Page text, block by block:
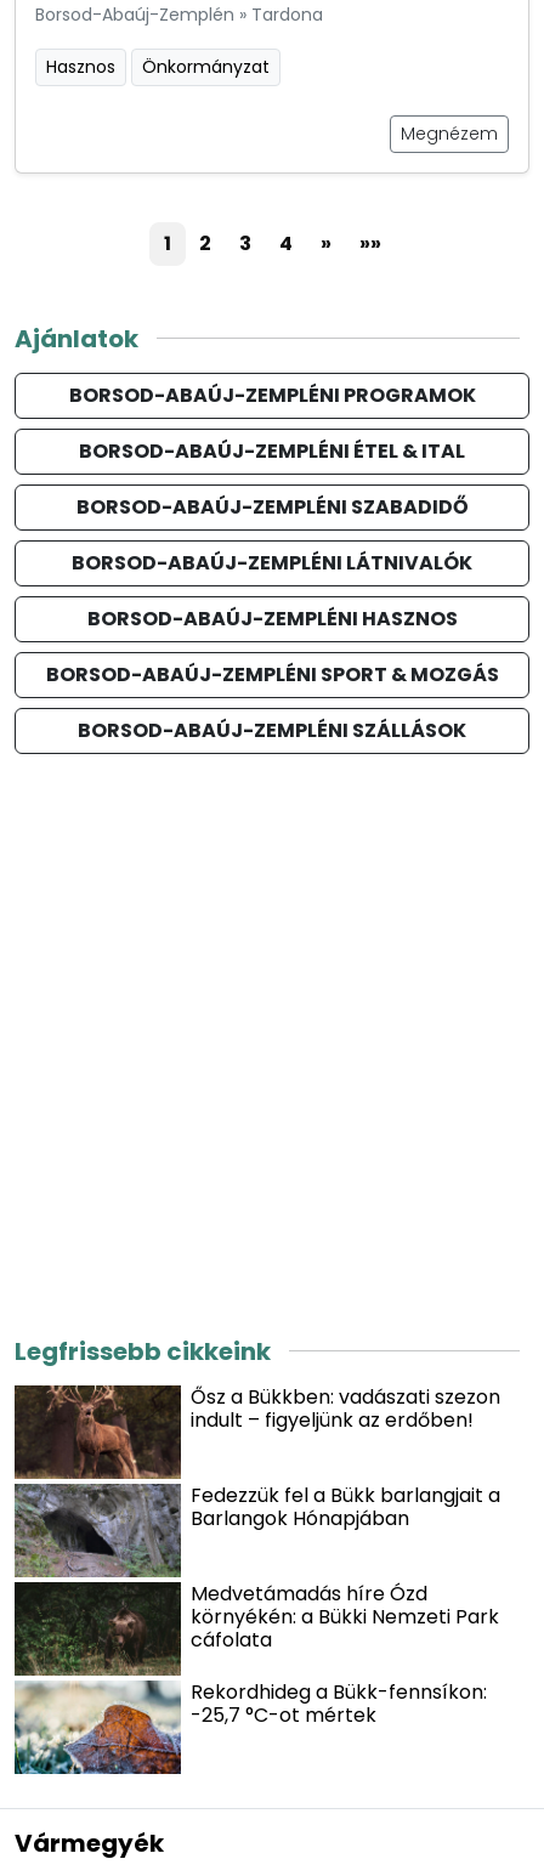
Borsod-Abaúj-Zemplén » Tardona
Hasznos Önkormányzat
Megnézem
1 2 3 4 » »»
Ajánlatok
BORSOD-ABAÚJ-ZEMPLÉNI PROGRAMOK
BORSOD-ABAÚJ-ZEMPLÉNI ÉTEL & ITAL
BORSOD-ABAÚJ-ZEMPLÉNI SZABADIDŐ
BORSOD-ABAÚJ-ZEMPLÉNI LÁTNIVALÓK
BORSOD-ABAÚJ-ZEMPLÉNI HASZNOS
BORSOD-ABAÚJ-ZEMPLÉNI SPORT & MOZGÁS
BORSOD-ABAÚJ-ZEMPLÉNI SZÁLLÁSOK
Legfrissebb cikkeink
Ősz a Bükkben: vadászati szezon
indult – figyeljünk az erdőben!
Fedezzük fel a Bükk barlangjait a
Barlangok Hónapjában
Medvetámadás híre Ózd
környékén: a Bükki Nemzeti Park
cáfolata
Rekordhideg a Bükk-fennsíkon:
-25,7 °C-ot mértek
Vármegyék